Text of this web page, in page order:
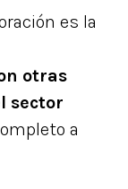
es la
otras
sector
a